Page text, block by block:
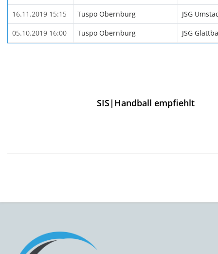
16.11.2019 15:15 Tuspo Obernburg JSG
05.10.2019 16:00 Tuspo Obernburg JSG
SIS|Handball empfiehlt